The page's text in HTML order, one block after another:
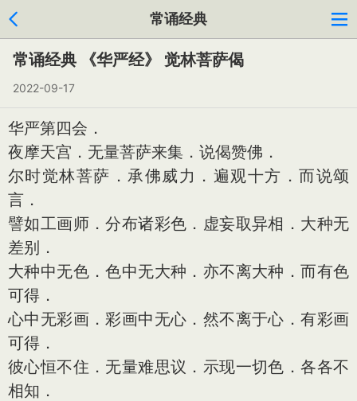
常诵经典
常诵经典 《华严经》 觉林菩萨偈
2022-09-17
华严第四会．
夜摩天宫．无量菩萨来集．说偈赞佛．
尔时觉林菩萨．承佛威力．遍观十方．而说颂
言．
譬如工画师．分布诸彩色．虚妄取异相．大种无
差别．
大种中无色．色中无大种．亦不离大种．而有色
可得．
心中无彩画．彩画中无心．然不离于心．有彩画
可得．
彼心恒不住．无量难思议．示现一切色．各各不
相知．